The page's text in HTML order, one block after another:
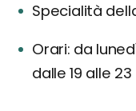
Specialità
Orari: da
dalle 19 alle 23